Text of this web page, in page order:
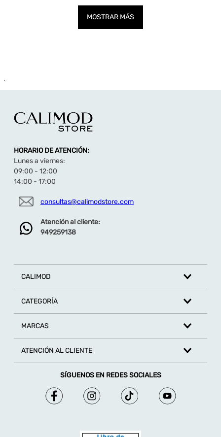
.
MOSTRAR MÁS
HORARIO DE ATENCIÓN:
Lunes a viernes:
09:00 - 12:00
14:00 - 17:00
consultas@calimodstore.com
Atención al cliente:
949259138
CALIMOD
CATEGORÍA
MARCAS
ATENCIÓN AL CLIENTE
SÍGUENOS EN REDES SOCIALES